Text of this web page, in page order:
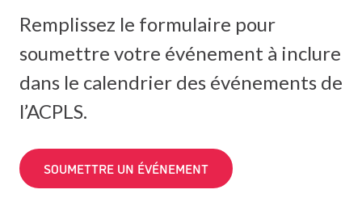
Remplissez le formulaire pour
soumettre votre événement à inclure
dans le calendrier des événements de
l’ACPLS.
SOUMETTRE UN ÉVÉNEMENT